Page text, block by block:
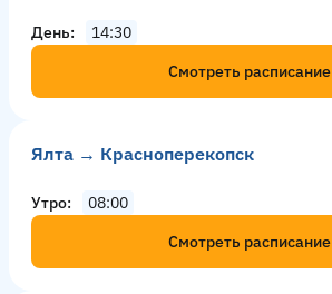
День
14:30
Смотреть расписание
Ялта → Красноперекопск
Утро
08:00
Смотреть расписание